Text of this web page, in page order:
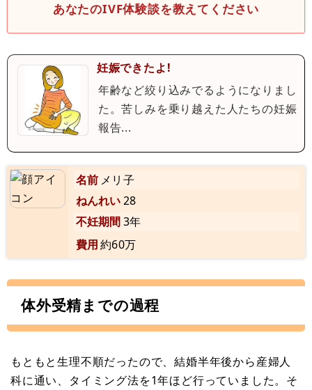
あなたのIVF体験談を教えてください
妊娠できたよ!
年齢など絞り込みでるようになりまし
た。苦しみを乗り越えた人たちの妊娠
報告...
名前 メリ子
ねんれい28
不妊期間3年
費用約60万
体外受精までの過程
もともと生理不順だったので、結婚半年後から産婦人
科に通い、タイミング法を1年ほど行っていました。そ